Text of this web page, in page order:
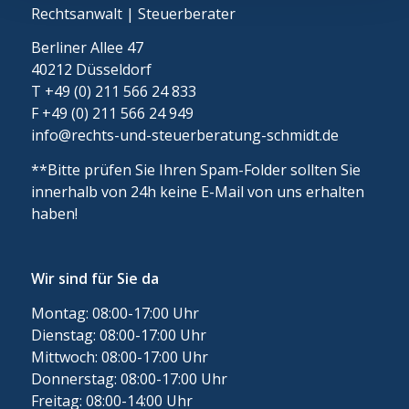
Rechtsanwalt | Steuerberater
Berliner Allee 47
40212 Düsseldorf
T +49 (0) 211 566 24 833
F +49 (0) 211 566 24 949
info@rechts-und-steuerberatung-schmidt.de
**Bitte prüfen Sie Ihren Spam-Folder sollten Sie
innerhalb von 24h keine E-Mail von uns erhalten
haben!
Wir sind für Sie da
Montag: 08:00-17:00 Uhr
Dienstag: 08:00-17:00 Uhr
Mittwoch: 08:00-17:00 Uhr
Donnerstag: 08:00-17:00 Uhr
Freitag: 08:00-14:00 Uhr